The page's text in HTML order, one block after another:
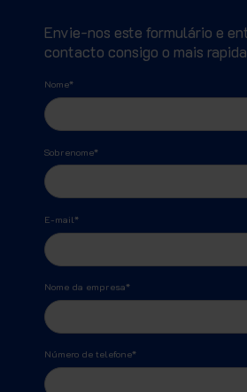
Envie-nos este formulário e
contacto consigo o mais
Nome*
Sobrenome*
E-mail*
Nome da empresa*
Número de telefone*